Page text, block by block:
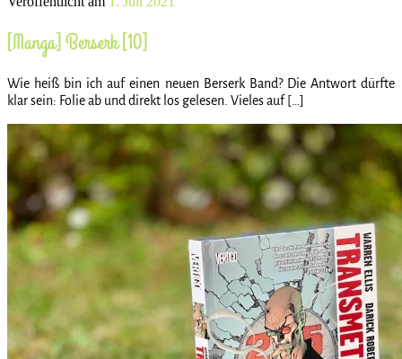
[Manga] Berserk [10]
Wie heiß bin ich auf einen neuen Berserk Band? Die Antwort dürfte
klar sein: Folie ab und direkt los gelesen. Vieles auf […]